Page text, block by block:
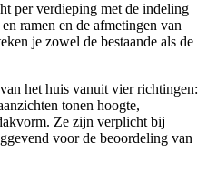
per verdieping met de indeling
ramen en de afmetingen van
je zowel de bestaande als de
het huis vanuit vier richtingen:
tonen hoogte,
Ze zijn verplicht bij
voor de beoordeling van